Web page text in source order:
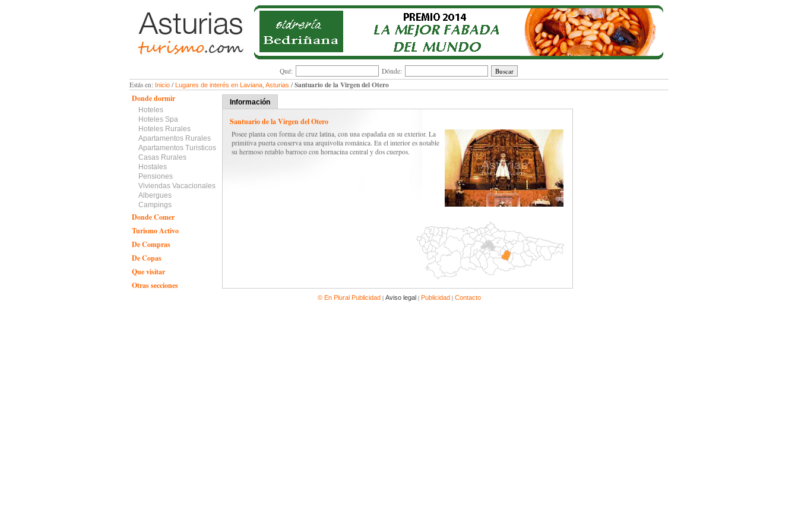
Qué:
Dónde:
Estás en: Inicio/ Lugares de interés en Laviana, Asturias / Santuario de la Virgen del Otero
Donde dormir
Hoteles
Hoteles Spa
Hoteles Rurales
Apartamentos Rurales
Apartamentos Turisticos
Casas Rurales
Hostales
Pensiones
Viviendas Vacacionales
Albergues
Campings
Donde Comer
Turismo Activo
De Compras
De Copas
Que visitar
Otras secciones
Información
Santuario de la Virgen del Otero
Posee planta con forma de cruz latina, con una espadaña en su exterior. La
primitiva puerta conserva una arquivolta románica. En el interior es notable
su hermoso retablo barroco con hornacina central y dos cuerpos.
© En Plural Publicidad | Aviso legal| Publicidad| Contacto